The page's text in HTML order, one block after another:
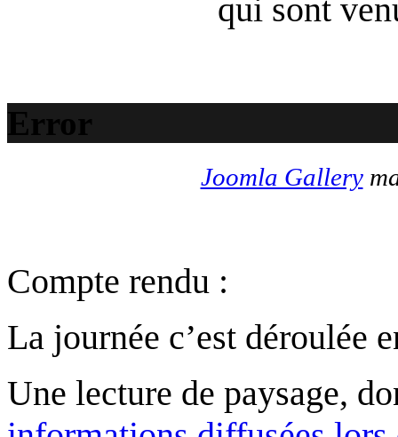
qui sont
Error
Joomla Gallery
Compte rendu :
La journée c’est déroulée
Une lecture de paysage,